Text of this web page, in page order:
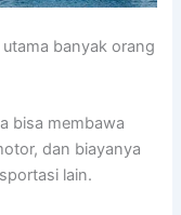
banyak orang
bisa membawa
dan biayanya
lain.